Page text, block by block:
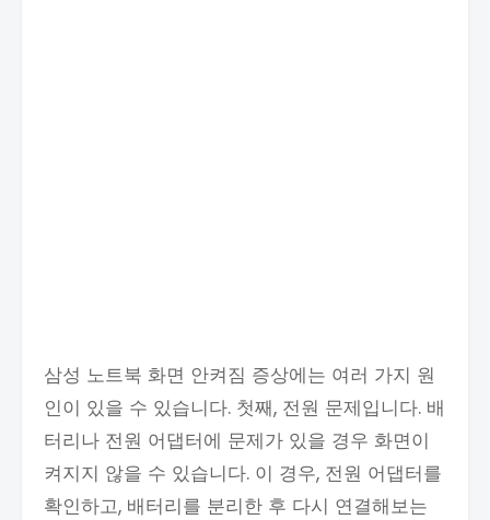
삼성 노트북 화면 안켜짐 증상에는 여러 가지 원
인이 있을 수 있습니다. 첫째, 전원 문제입니다. 배
터리나 전원 어댑터에 문제가 있을 경우 화면이
켜지지 않을 수 있습니다. 이 경우, 전원 어댑터를
확인하고, 배터리를 분리한 후 다시 연결해보는